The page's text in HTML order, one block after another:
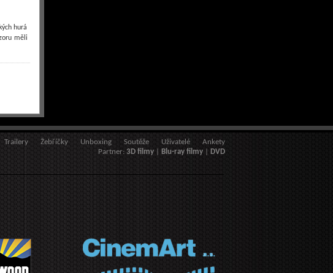
hurá
měli
Ankety
Uživatelé
Soutěže
Unboxing
Žebříčky
Trailery
Partner: 3D filmy| Blu-ray filmy| DVD